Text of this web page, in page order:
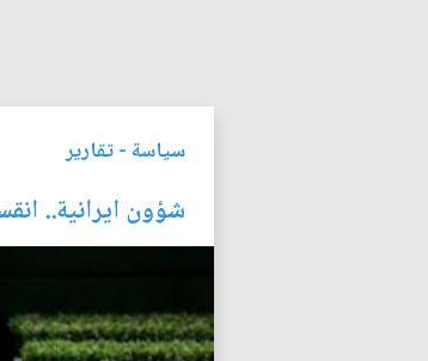
سياسة-تقارير
شؤون ايرانية..